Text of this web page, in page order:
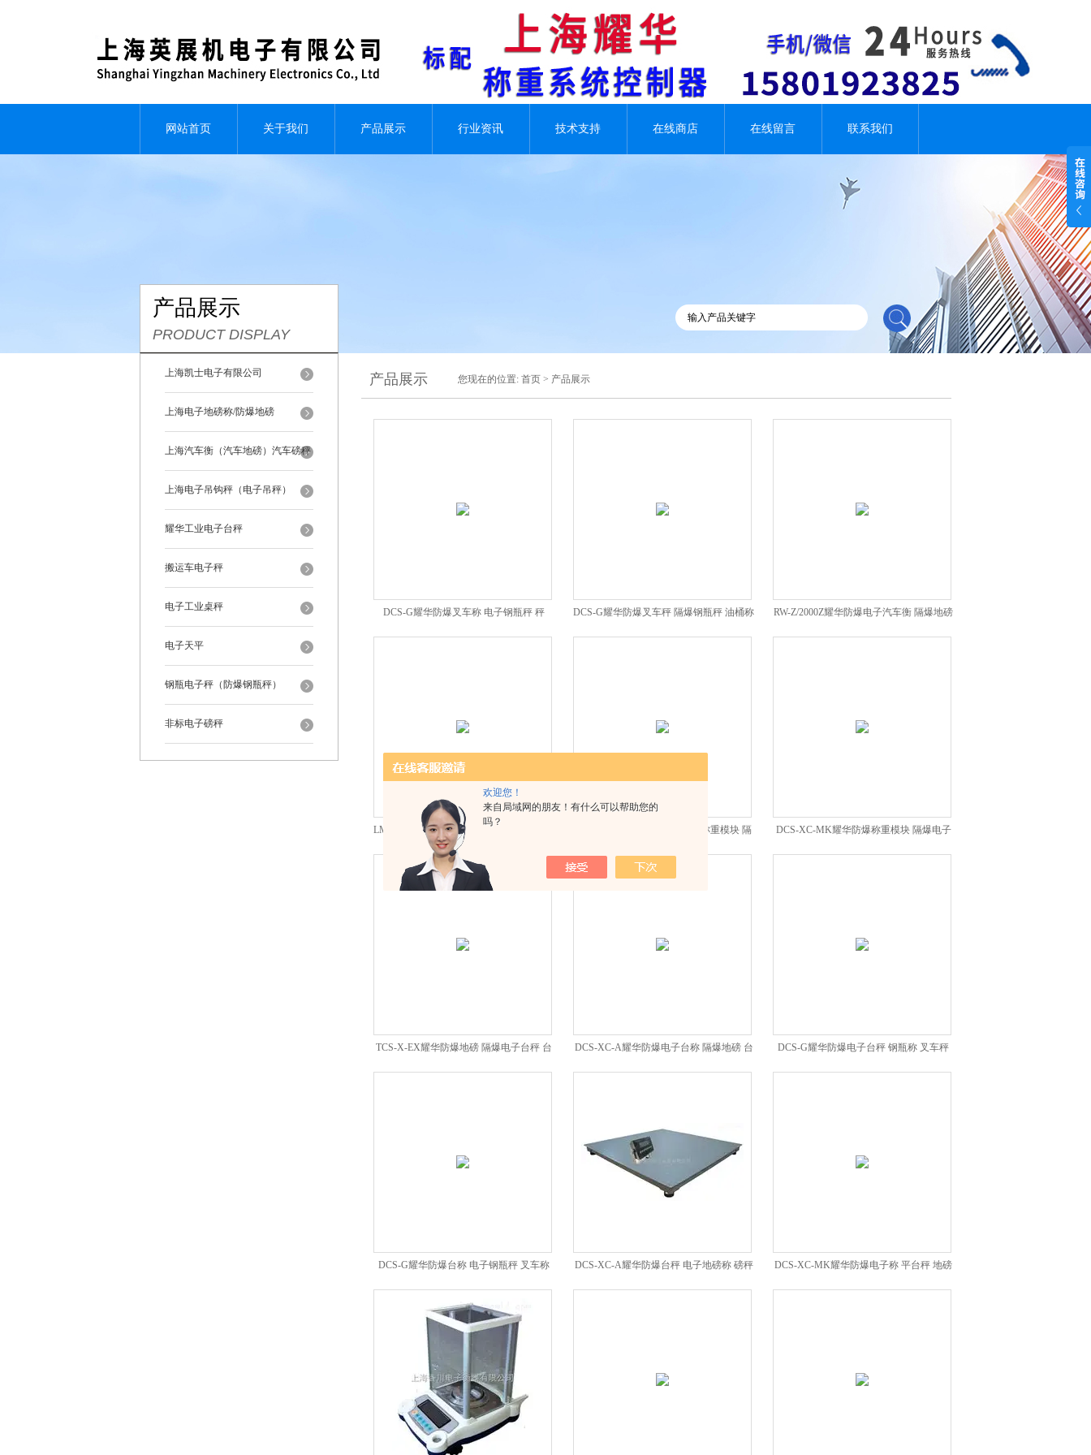
欢迎您！
来自局域网的朋友！有什么可以帮助您的
吗？
网站首页 关于我们 产品展示 行业资讯 技术支持 在线商店 在线留言 联系我们
产品展示
PRODUCT DISPLAY
上海凯士电子有限公司
上海电子地磅称/防爆地磅
上海汽车衡（汽车地磅）汽车磅秤
上海电子吊钩秤（电子吊秤）
耀华工业电子台秤
搬运车电子秤
电子工业桌秤
电子天平
钢瓶电子秤（防爆钢瓶秤）
非标电子磅秤
产品展示 您现在的位置: 首页 > 产品展示
DCS-G耀华防爆叉车称 电子钢瓶秤 秤 DCS-G耀华防爆叉车秤 隔爆钢瓶秤 油桶称 RW-Z/2000Z耀华防爆电子汽车衡 隔爆地磅
地上衡
LMT耀华防爆汽车衡 隔爆电子地磅 地中衡 DCS-XC-MK耀华防爆不锈钢称重模块 隔
爆电子地磅
DCS-XC-MK耀华防爆称重模块 隔爆电子
台秤 地磅
TCS-X-EX耀华防爆地磅 隔爆电子台秤 台
称
DCS-XC-A耀华防爆电子台称 隔爆地磅 台
秤
DCS-G耀华防爆电子台秤 钢瓶称 叉车秤
DCS-G耀华防爆台称 电子钢瓶秤 叉车称 DCS-XC-A耀华防爆台秤 电子地磅称 磅秤 DCS-XC-MK耀华防爆电子称 平台秤 地磅
秤